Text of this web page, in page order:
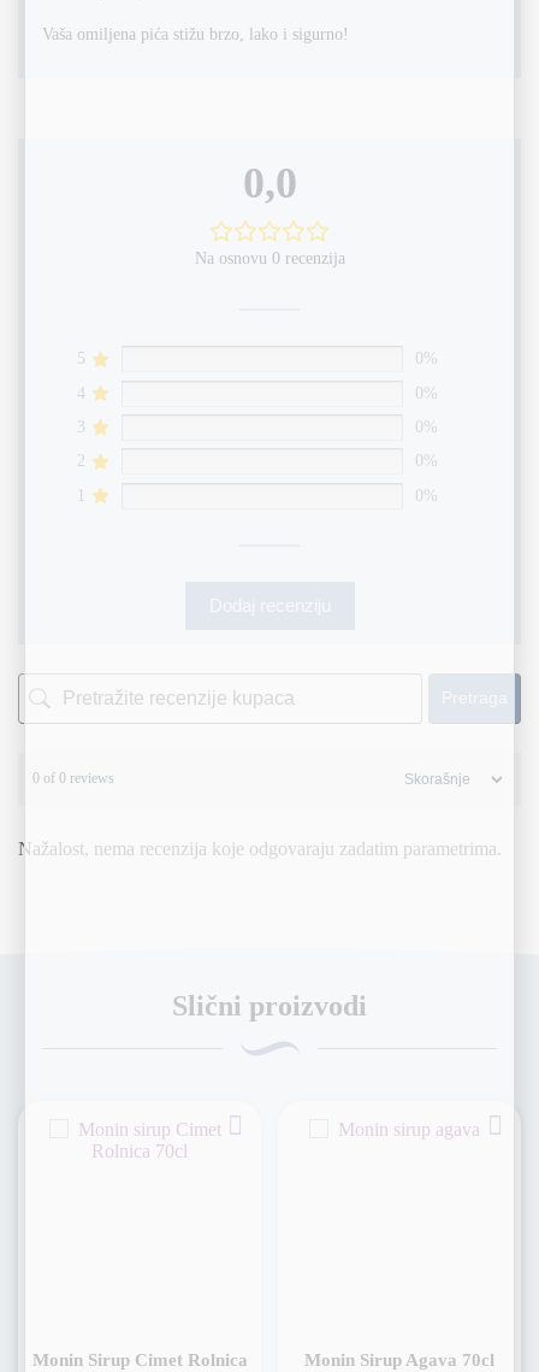
Vaša omiljena pića stižu brzo, lako i sigurno!
0,0
Na osnovu 0 recenzija
5
0%
4
0%
3
0%
2
0%
1
0%
0 of 0 reviews
Nažalost, nema recenzija koje odgovaraju zadatim parametrima.
Slični proizvodi
Monin Sirup Cimet Rolnica
Monin Sirup Agava 70cl